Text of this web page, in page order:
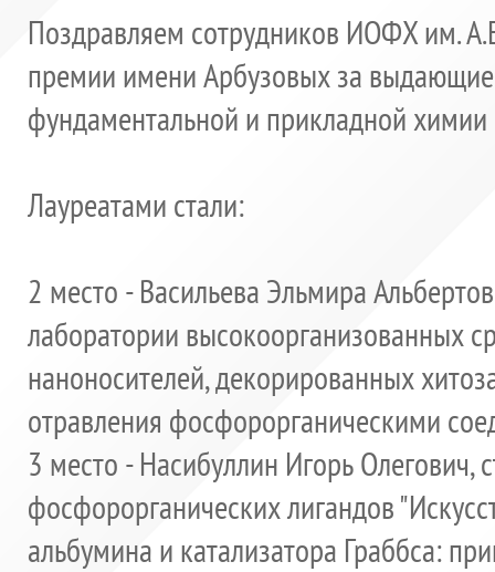
Поздравляем сотрудников ИОФХ им.
премии имени Арбузовых за
фундаментальной и прикладной
Лауреатами стали:
2 место - Васильева Эльмира
лаборатории высокоорганизованных
наноносителей, декорированных
отравления фосфорорганическими
3 место - Насибуллин Игорь Олегович,
фосфорорганических лигандов
альбумина и катализатора Граббса: